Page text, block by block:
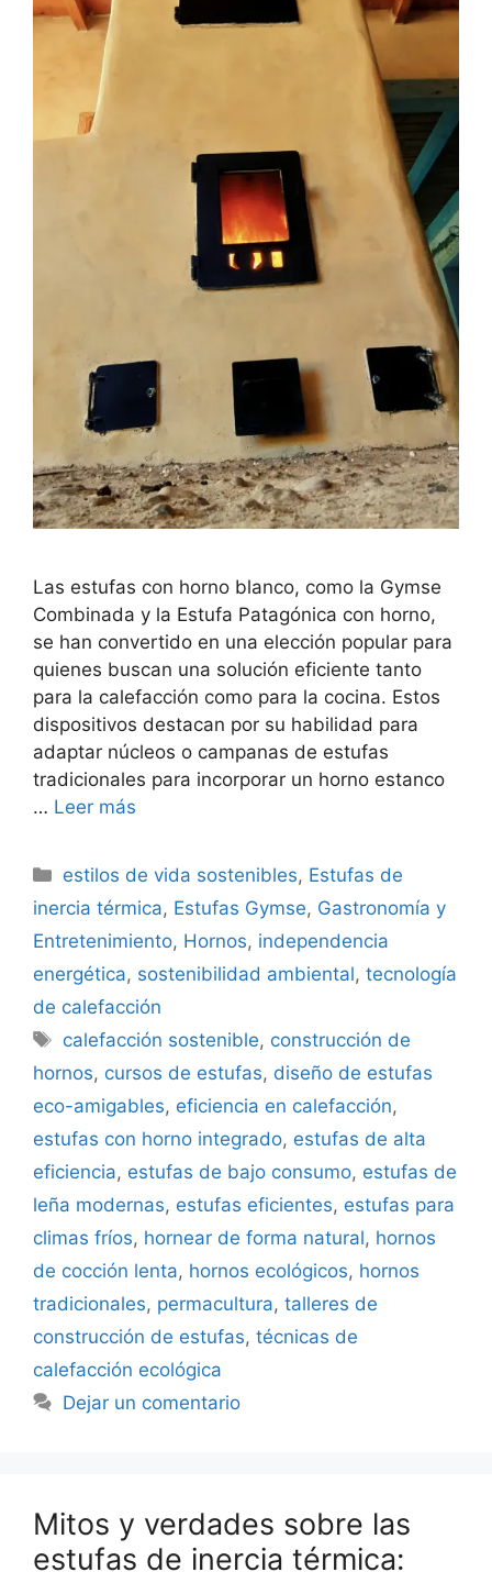
Las estufas con horno blanco, como la Gymse
Combinada y la Estufa Patagónica con horno,
se han convertido en una elección popular para
quienes buscan una solución eficiente tanto
para la calefacción como para la cocina. Estos
dispositivos destacan por su habilidad para
adaptar núcleos o campanas de estufas
tradicionales para incorporar un horno estanco
… Leer más
Categorías
estilos de vida sostenibles, Estufas de
inercia térmica, Estufas Gymse, Gastronomía y
Entretenimiento, Hornos, independencia
energética, sostenibilidad ambiental, tecnología
de calefacción
Etiquetas
calefacción sostenible, construcción de
hornos, cursos de estufas, diseño de estufas
eco-amigables, eficiencia en calefacción,
estufas con horno integrado, estufas de alta
eficiencia, estufas de bajo consumo, estufas de
leña modernas, estufas eficientes, estufas para
climas fríos, hornear de forma natural, hornos
de cocción lenta, hornos ecológicos, hornos
tradicionales, permacultura, talleres de
construcción de estufas, técnicas de
calefacción ecológica
Dejar un comentario
Mitos y verdades sobre las
estufas de inercia térmica: